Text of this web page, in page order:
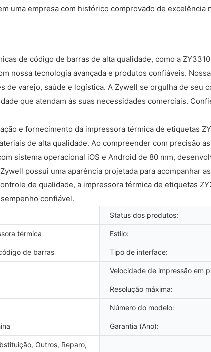
uma empresa com histórico comprovado de excelência
de código de barras de alta qualidade, como a
nossa tecnologia avançada e produtos confiáveis.
varejo, saúde e logística. A Zywell se orgulha de seu
que atendam às suas necessidades comerciais.
e fornecimento da impressora térmica de etiquetas
de alta qualidade. Ao compreender com precisão
sistema operacional iOS e Android de 80 mm,
possui uma aparência projetada para acompanhar
de qualidade, a impressora térmica de etiquetas
confiável.
Status dos produtos:
térmica Estilo:
de barras Tipo de interface:
Velocidade de impressão em
Resolução máxima:
Número do modelo:
Garantia (Ano):
Outros, Reparo,